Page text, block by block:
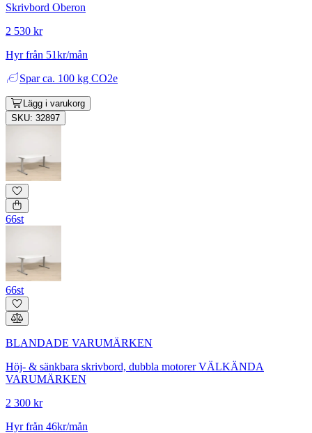
Skrivbord Oberon
2 530 kr
Hyr från 51kr/mån
Spar ca. 100 kg CO2e
Lägg i varukorg
SKU: 32897
66st
66st
BLANDADE VARUMÄRKEN
Höj- & sänkbara skrivbord, dubbla motorer VÄLKÄNDA
VARUMÄRKEN
2 300 kr
Hyr från 46kr/mån